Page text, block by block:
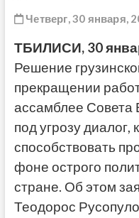
Четверг, 30 января,
ТБИЛИСИ, 30
Решение
прекращении
ассамблее
под угрозу диалог,
способствовать
фоне острого
стране. Об этом
Теодорос